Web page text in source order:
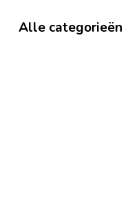
Alle categorieën